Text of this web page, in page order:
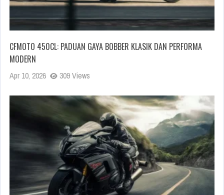
CFMOTO 450CL: PADUAN GAYA BOBBER KLASIK DAN PERFORMA
MODERN
Apr 10, 2026 309 Views